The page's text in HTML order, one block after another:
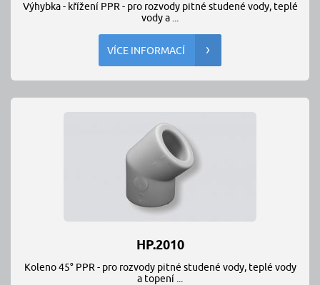
Výhybka - křížení PPR - pro rozvody pitné studené vody, teplé
vody a ...
VÍCE INFORMACÍ
HP.2010
Koleno 45° PPR - pro rozvody pitné studené vody, teplé vody
a topení ...